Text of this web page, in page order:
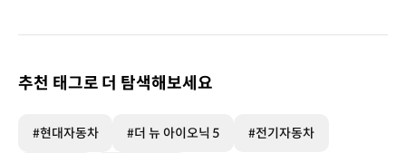
추천 태그로 더 탐색해보세요
#현대자동차 #더 뉴 아이오닉 5 #전기자동차